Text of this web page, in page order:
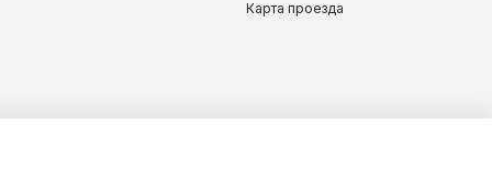
Карта проезда